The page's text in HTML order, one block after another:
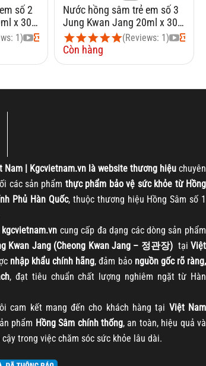
số 2
x 30
1)
Nước hồng sâm trẻ em số 3
Jung Kwan Jang 20ml x 30
gói mẫu mới 2023(Reviews: 1)
Còn hàng
Nam | Kgcvietnam.vn là website thương hiệu chuyên
các sản phẩm thực phẩm bảo vệ sức khỏe từ Hồng
Phủ Hàn Quốc, thuộc thương hiệu Hồng Sâm số 1
kgcvietnam.vn cung cấp đa dạng các dòng sản phẩm
Kwan Jang (Cheong Kwan Jang – 정관장)tại Việt
nhập khẩu chính hãng, đảm bảo nguồn gốc rõ ràng,
, đạt tiêu chuẩn chất lượng nghiêm ngặt từ Hàn
cam kết mang đến cho khách hàng tại Việt Nam
phẩm Hồng Sâm chính thống, an toàn, hiệu quả và
trong việc chăm sóc sức khỏe lâu dài.